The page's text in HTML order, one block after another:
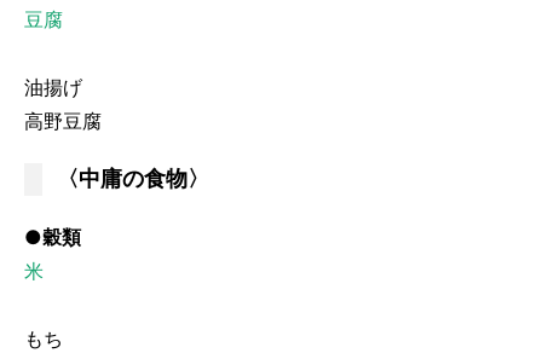
豆腐
油揚げ
高野豆腐
〈中庸の食物〉
●穀類
米
もち